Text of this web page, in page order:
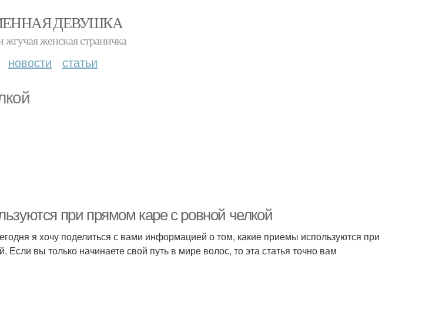
ДЕВУШКА
жгучая женская страничка
новости статьи
при прямом каре с ровной челкой
я хочу поделиться с вами информацией о том, какие приемы используются при
Если вы только начинаете свой путь в мире волос, то эта статья точно вам